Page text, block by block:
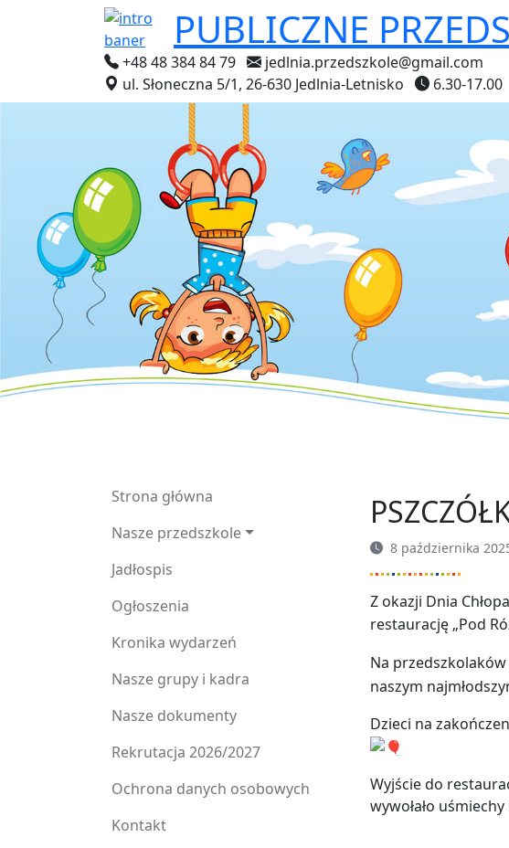
PUBLICZNE
+48 48 384 84 79
jedlnia.przedszkole@gmail.com
ul. Słoneczna 5/1, 26-630 Jedlnia-Letnisko
6.30-17.00
Strona główna
Nasze przedszkole
Jadłospis
Ogłoszenia
Kronika wydarzeń
Nasze grupy i kadra
Nasze dokumenty
Rekrutacja 2026/2027
Ochrona danych osobowych
Kontakt
8 października
Z okazji Dnia
restaurację „Pod
Na przedszkolaków
naszym
Dzieci na
Wyjście do
wywołało